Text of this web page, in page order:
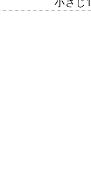
小さじ1